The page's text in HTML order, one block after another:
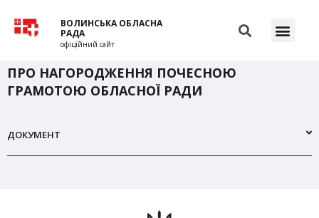
ВОЛИНСЬКА ОБЛАСНА
РАДА
офіційний сайт
ПРО НАГОРОДЖЕННЯ ПОЧЕСНОЮ
ГРАМОТОЮ ОБЛАСНОЇ РАДИ
ДОКУМЕНТ